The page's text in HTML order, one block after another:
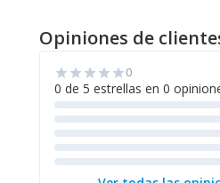
Opiniones de
star star star star star0
0 de 5 estrellas en 0